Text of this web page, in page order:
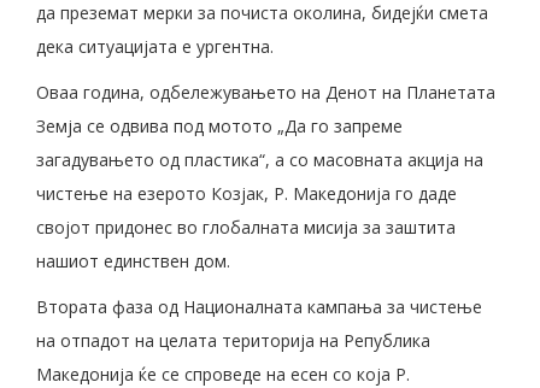
да преземат мерки за почиста околина, бидејќи смета
дека ситуацијата е ургентна.
Оваа година, одбележувањето на Денот на Планетата
Земја се одвива под мотото „Да го запреме
загадувањето од пластика“, а со масовната акција на
чистење на езерото Козјак, Р. Македонија го даде
својот придонес во глобалната мисија за заштита
нашиот единствен дом.
Втората фаза од Националната кампања за чистење
на отпадот на целата територија на Република
Македонија ќе се спроведе на есен со која Р.